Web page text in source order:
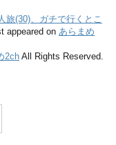
旅(30)、ガチで行くとこ
appeared on あらまめ
2ch All Rights Reserved.